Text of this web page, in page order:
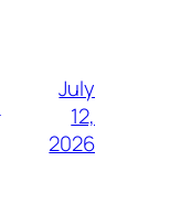
July
12,
2026